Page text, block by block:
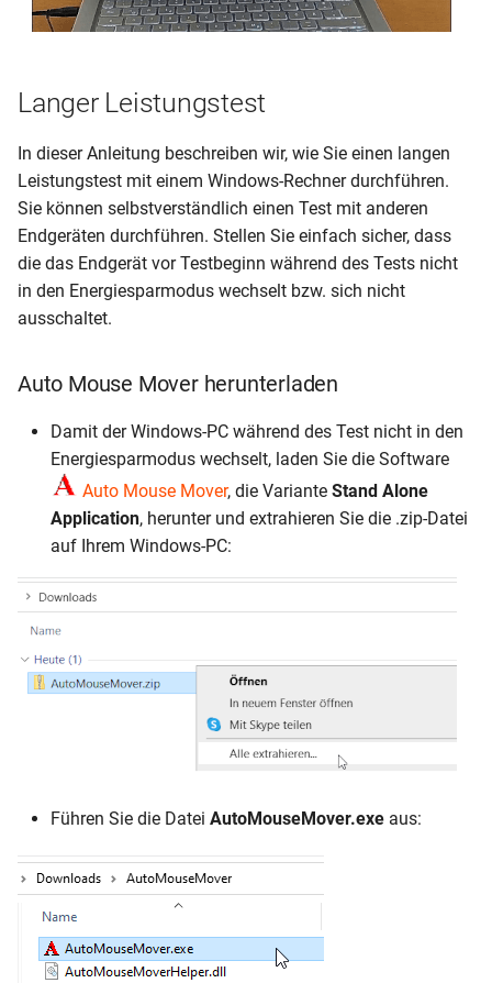
Langer Leistungstest
In dieser Anleitung beschreiben wir, wie Sie einen langen
Leistungstest mit einem Windows-Rechner durchführen.
Sie können selbstverständlich einen Test mit anderen
Endgeräten durchführen. Stellen Sie einfach sicher, dass
die das Endgerät vor Testbeginn während des Tests nicht
in den Energiesparmodus wechselt bzw. sich nicht
ausschaltet.
Auto Mouse Mover herunterladen
Damit der Windows-PC während des Test nicht in den
Energiesparmodus wechselt, laden Sie die Software
Auto Mouse Mover, die Variante Stand Alone
Application, herunter und extrahieren Sie die .zip-Datei
auf Ihrem Windows-PC:
Führen Sie die Datei AutoMouseMover.exe aus: